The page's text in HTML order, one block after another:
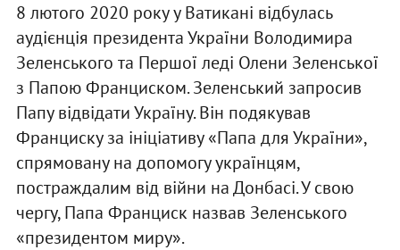
8 лютого 2020 року у Ватикані відбулась
аудієнція президента України Володимира
Зеленського та Першої леді Олени Зеленської
з Папою Франциском. Зеленський запросив
Папу відвідати Україну. Він подякував
Франциску за ініціативу «Папа для України»,
спрямовану на допомогу українцям,
постраждалим від війни на Донбасі. У свою
чергу, Папа Франциск назвав Зеленського
«президентом миру».